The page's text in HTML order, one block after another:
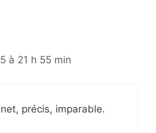
à 21 h 55 min
précis, imparable.